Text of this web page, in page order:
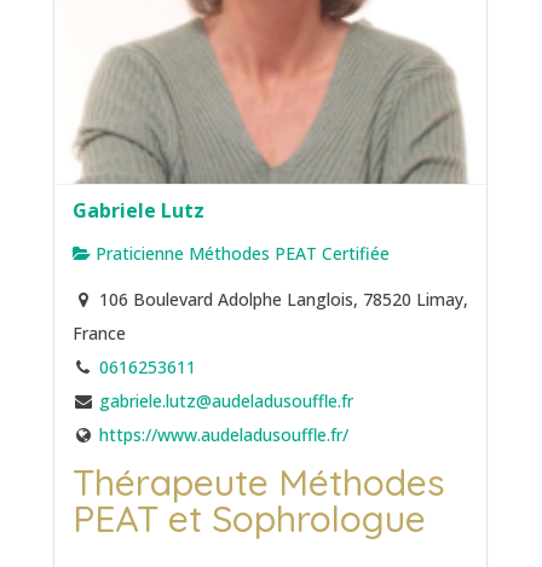
Gabriele Lutz
Praticienne Méthodes PEAT Certifiée
106 Boulevard Adolphe Langlois, 78520 Limay,
France
0616253611
gabriele.lutz@audeladusouffle.fr
https://www.audeladusouffle.fr/
Thérapeute Méthodes
PEAT et Sophrologue